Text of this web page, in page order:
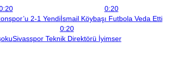
2-1 Yendi
0:20
İsmail Köybaşı Futbola Veda Etti
0:20
Sivasspor Teknik Direktörü İyimser